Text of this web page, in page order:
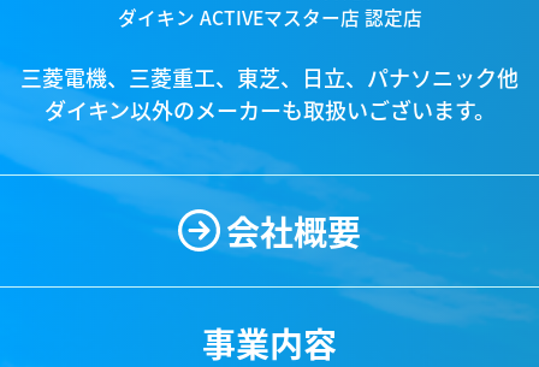
ダイキン空調機特工店
ダイキン空調冷凍サービス認定販売店
DAIKIN PROSHOP 認定店
ダイキン ACTIVEマスター店 認定店
三菱電機、三菱重工、東芝、日立、パナソニック他
ダイキン以外のメーカーも取扱いございます。